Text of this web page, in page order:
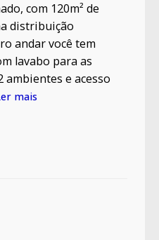
com 120m² de
distribuição
andar você tem
lavabo para as
ambientes e acesso
mais